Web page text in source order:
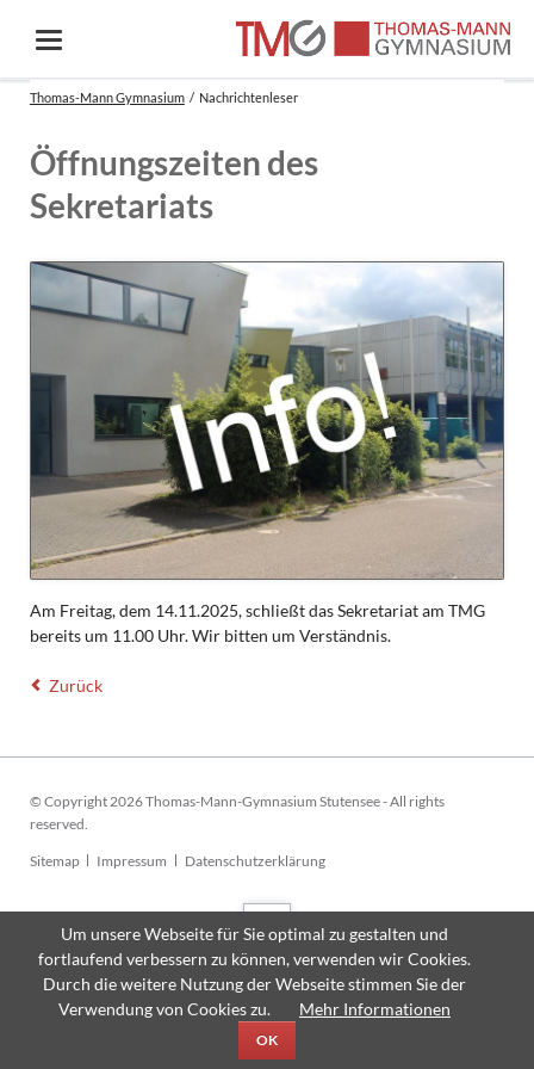
Thomas-Mann Gymnasium Nachrichtenleser
Öffnungszeiten des
Sekretariats
Am Freitag, dem 14.11.2025, schließt das Sekretariat am TMG
bereits um 11.00 Uhr. Wir bitten um Verständnis.
Zurück
© Copyright 2026 Thomas-Mann-Gymnasium Stutensee - All rights
reserved.
Navigation
Sitemap Impressum Datenschutzerklärung
Um unsere Webseite für Sie optimal zu gestalten und
fortlaufend verbessern zu können, verwenden wir Cookies.
Durch die weitere Nutzung der Webseite stimmen Sie der
Verwendung von Cookies zu.
Mehr Informationen
OK